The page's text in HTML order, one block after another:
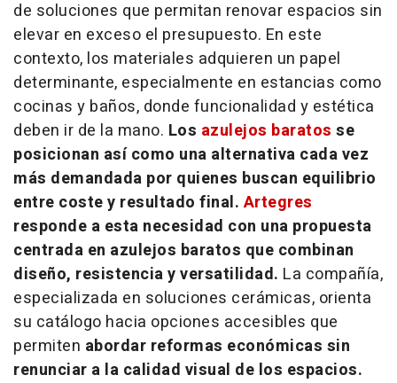
de soluciones que permitan renovar espacios sin
elevar en exceso el presupuesto. En este
contexto, los materiales adquieren un papel
determinante, especialmente en estancias como
cocinas y baños, donde funcionalidad y estética
deben ir de la mano. Los azulejos baratos se
posicionan así como una alternativa cada vez
más demandada por quienes buscan equilibrio
entre coste y resultado final.Artegres
responde a esta necesidad con una propuesta
centrada en azulejos baratos que combinan
diseño, resistencia y versatilidad. La compañía,
especializada en soluciones cerámicas, orienta
su catálogo hacia opciones accesibles que
permiten abordar reformas económicas sin
renunciar a la calidad visual de los espacios.